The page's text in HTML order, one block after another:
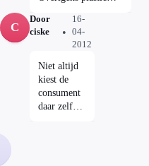
in Radar, om
20.30 uur bij de
TROS op
Nederland 1
wordt op heel veel
plaatsen apart
niet de gewone
vuilniszak in en
papieren / kartonnen
verpakkingsmateriaal
C
Door
ciske
16-
04-
2012
Niet altijd
kiest de
consument
daar zelf